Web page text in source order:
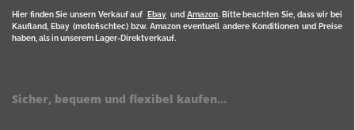
Hier finden Sie unsern Verkauf auf Ebayund Amazon. Bitte beachten Sie, dass wir bei
Kaufland, Ebay (motofischtec) bzw. Amazon eventuell andere Konditionen und Preise
haben, als in unserem Lager-Direktverkauf.
Sicher, bequem und flexibel kaufen...